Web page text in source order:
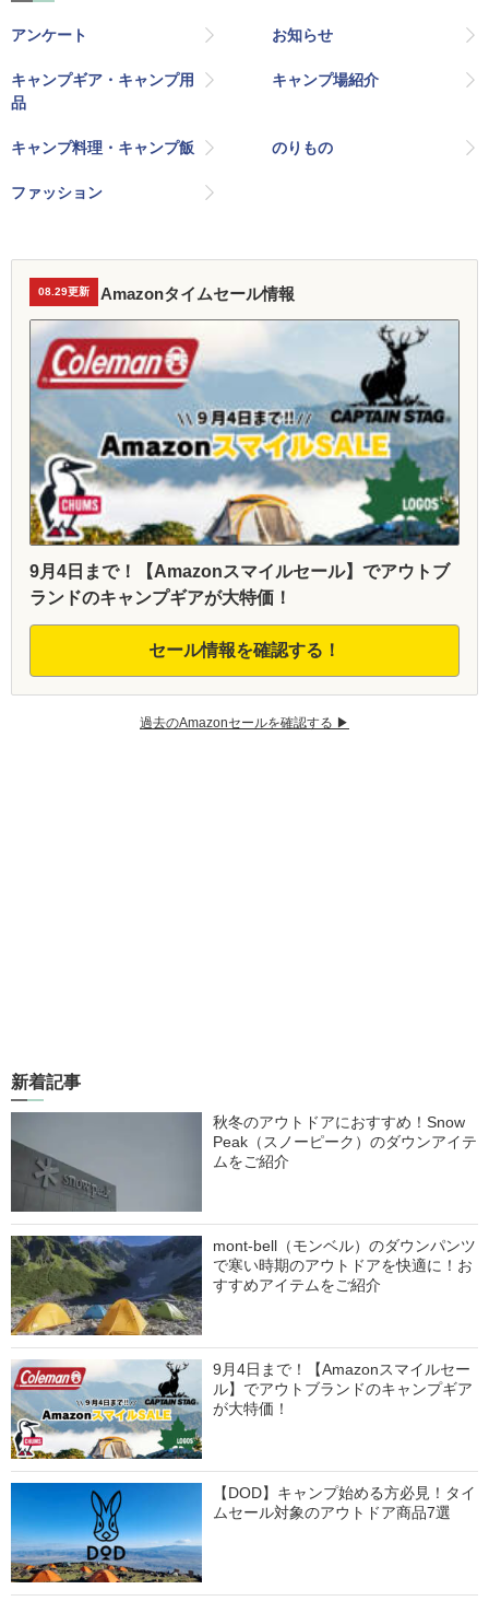
アンケート お知らせ
キャンプギア・キャンプ用
品
キャンプ場紹介
キャンプ料理・キャンプ飯 のりもの
ファッション
08.29更新 Amazonタイムセール情報
9月4日まで！【Amazonスマイルセール】でアウトブ
ランドのキャンプギアが大特価！
セール情報を確認する！
過去のAmazonセールを確認する ▶︎
新着記事
秋冬のアウトドアにおすすめ！Snow
Peak（スノーピーク）のダウンアイテ
ムをご紹介
mont-bell（モンベル）のダウンパンツ
で寒い時期のアウトドアを快適に！お
すすめアイテムをご紹介
9月4日まで！【Amazonスマイルセー
ル】でアウトブランドのキャンプギア
が大特価！
【DOD】キャンプ始める方必見！タイ
ムセール対象のアウトドア商品7選